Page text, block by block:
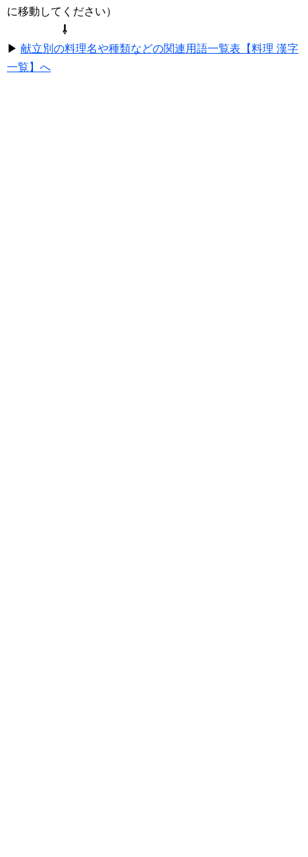
に移動してください）
⇩
▶ 献立別の料理名や種類などの関連用語一覧表【料理 漢字
一覧】へ